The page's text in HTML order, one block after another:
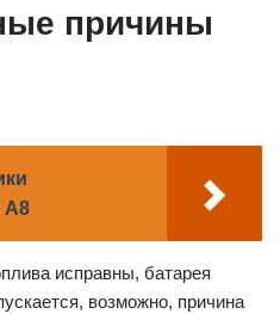
причины
А8
исправны, батарея
возможно, причина